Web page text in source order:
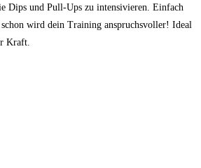
Dips und Pull-Ups zu intensivieren. Einfach
wird dein Training anspruchsvoller! Ideal
Kraft.